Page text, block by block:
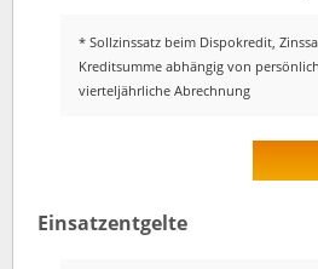
* Sollzinssatz beim Dispokredit,
Kreditsumme abhängig von
vierteljährliche Abrechnung
Einsatzentgelte